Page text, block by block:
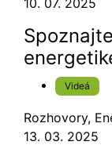
Videá
Rozhovory,
13. 03. 2025